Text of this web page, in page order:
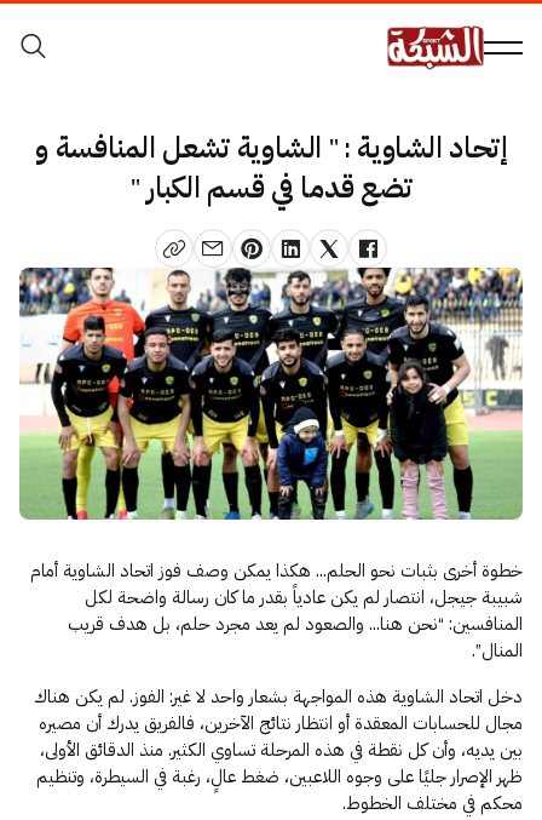
إتحاد الشاوية : " الشاوية تشعل المنافسة و
تضع قدما في قسم الكبار "
خطوة أخرى بثبات نحو الحلم… هكذا يمكن وصف فوز اتحاد الشاوية أمام
شبيبة جيجل، انتصار لم يكن عادياً بقدر ما كان رسالة واضحة لكل
المنافسين: “نحن هنا… والصعود لم يعد مجرد حلم، بل هدف قريب
المنال”.
دخل اتحاد الشاوية هذه المواجهة بشعار واحد لا غير: الفوز. لم يكن هناك
مجال للحسابات المعقدة أو انتظار نتائج الآخرين، فالفريق يدرك أن مصيره
بين يديه، وأن كل نقطة في هذه المرحلة تساوي الكثير. منذ الدقائق الأولى،
ظهر الإصرار جليًا على وجوه اللاعبين، ضغط عالٍ، رغبة في السيطرة، وتنظيم
محكم في مختلف الخطوط.